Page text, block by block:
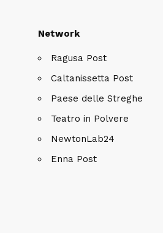
Network
Ragusa Post
Caltanissetta Post
Paese delle Streghe
Teatro in Polvere
NewtonLab24
Enna Post